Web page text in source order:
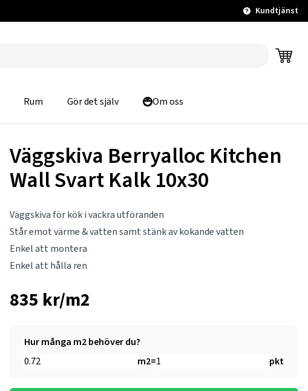
Kundtjänst
Rum Gör det själv Om oss
Väggskiva Berryalloc Kitchen
Wall Svart Kalk 10x30
Väggskiva för kök i vackra utföranden
Står emot värme & vatten samt stänk av kokande vatten
Enkel att montera
Enkel att hålla ren
835 kr/m2
Hur många m2 behöver du?
m2= pkt